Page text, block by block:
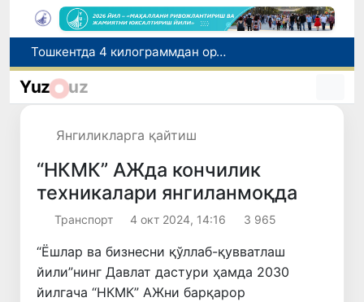
Ўқишини кўчириш бўйича рад этилган аризаларни 10 августга қадар таҳрирлаш мумкин
I ва II гуруҳ ногиронлиги бўлган фуқароларга пенсия проактив тарзда тайинланади
Yuz uz
Янгиликларга қайтиш
“НКМК” АЖда кончилик
техникалари янгиланмоқда
Транспорт 4 окт 2024, 14:16 3 965
“Ёшлар ва бизнесни қўллаб-қувватлаш
йили”нинг Давлат дастури ҳамда 2030
йилгача “НКМК” АЖни барқарор